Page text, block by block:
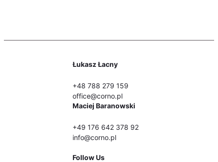
Łukasz Łacny
+48 788 279 159
office@corno.pl
Maciej Baranowski
+49 176 642 378 92
info@corno.pl
Follow Us